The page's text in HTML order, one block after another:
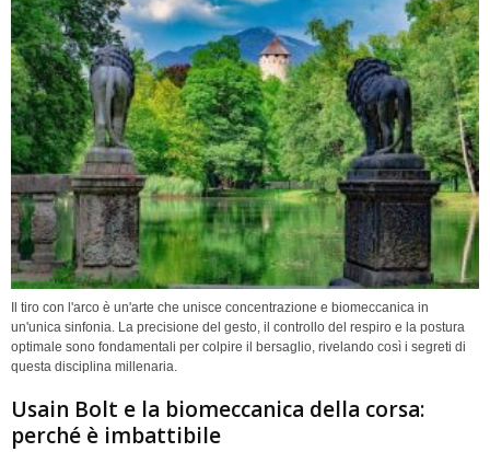
Il tiro con l'arco è un'arte che unisce concentrazione e biomeccanica in
un'unica sinfonia. La precisione del gesto, il controllo del respiro e la postura
optimale sono fondamentali per colpire il bersaglio, rivelando così i segreti di
questa disciplina millenaria.
Usain Bolt e la biomeccanica della corsa:
perché è imbattibile